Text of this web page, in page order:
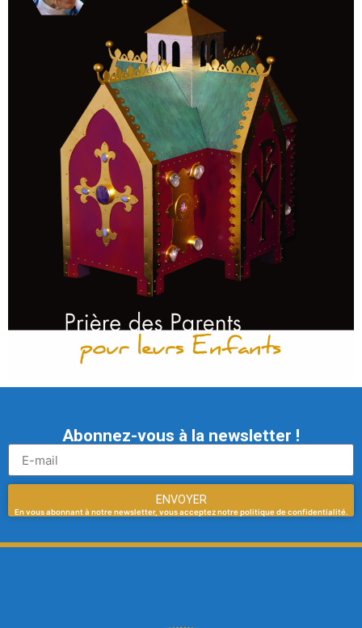
Abonnez-vous à la newsletter !
ENVOYER
En vous abonnant à notre newsletter, vous acceptez notre politique de confidentialité.